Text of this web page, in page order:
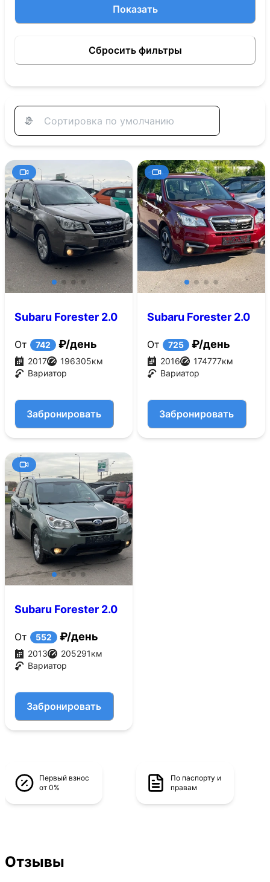
Показать
Сбросить фильтры
Subaru Forester 2.0
От 742 ₽/день
2017 196305км
Вариатор
Забронировать
Subaru Forester 2.0
От 725 ₽/день
2016 174777км
Вариатор
Забронировать
Subaru Forester 2.0
От 552 ₽/день
2013 205291км
Вариатор
Забронировать
Первый взнос
от 0%
По паспорту и
правам
Отзывы